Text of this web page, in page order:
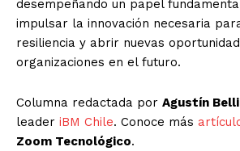
desempeñando un papel
impulsar la innovación necesaria
resiliencia y abrir nuevas
organizaciones en el futuro.
Columna redactada por Agustín
leader iBM Chile. Conoce más
Zoom Tecnológico.